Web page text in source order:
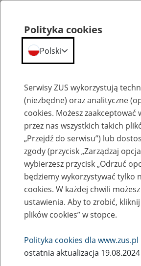
Szkolenia
Zaproś ZUS do siebie -
eZUS w siedzibie Twojej
Rodzaj wydarzenia
Szkolenia
Polityka cookies
Polski
Serwisy ZUS wykorzystują
(niezbędne) oraz analityczne
cookies. Możesz zaakceptować
przez nas wszystkich takich
„Przejdź do serwisu”) lub
zgody (przycisk „Zarządzaj
wybierzesz przycisk „Odrzuć
będziemy wykorzystywać tylko
cookies. W każdej chwili
ustawienia. Aby to zrobić,
plików cookies” w stopce.
Polityka cookies dla www.zus.pl
ostatnia aktualizacja